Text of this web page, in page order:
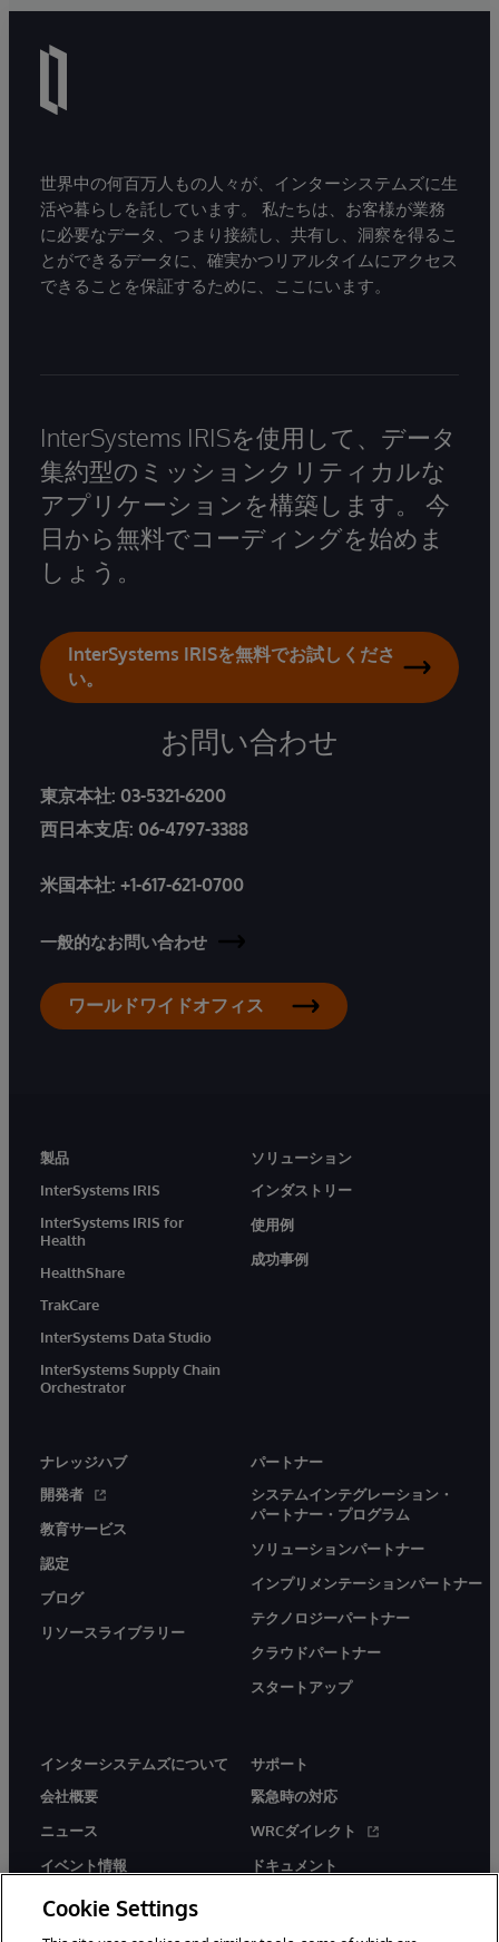
世界中の何百万人もの人々が、インターシステムズに生
活や暮らしを託しています。 私たちは、お客様が業務
に必要なデータ、つまり接続し、共有し、洞察を得るこ
とができるデータに、確実かつリアルタイムにアクセス
できることを保証するために、ここにいます。
InterSystems IRISを使用して、データ
集約型のミッションクリティカルな
アプリケーションを構築します。 今
日から無料でコーディングを始めま
しょう。
InterSystems IRISを無料でお試しくださ
い。
お問い合わせ
東京本社: 03-5321-6200
西日本支店: 06-4797-3388
米国本社: +1-617-621-0700
一般的なお問い合わせ
ワールドワイドオフィス
製品
InterSystems IRIS
InterSystems IRIS for
Health
HealthShare
TrakCare
InterSystems Data Studio
InterSystems Supply Chain
Orchestrator
ソリューション
インダストリー
使用例
成功事例
ナレッジハブ
開発者
教育サービス
認定
ブログ
リソースライブラリー
パートナー
システムインテグレーション・
パートナー・プログラム
ソリューションパートナー
インプリメンテーションパートナー
テクノロジーパートナー
クラウドパートナー
スタートアップ
インターシステムズについて
会社概要
ニュース
イベント情報
採用情報
サポート
緊急時の対応
WRCダイレクト
ドキュメント
Cookie Settings